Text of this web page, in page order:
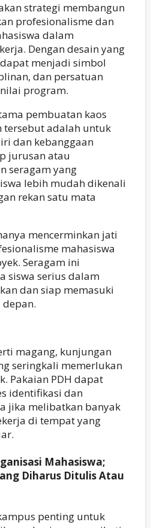
strategi membangun
profesionalisme dan
dalam
Dengan desain yang
menjadi simbol
dan persatuan
program.
pembuatan kaos
tersebut adalah untuk
dan kebanggaan
jurusan atau
seragam yang
lebih mudah dikenali
rekan satu mata
mencerminkan jati
mahasiswa
Seragam ini
siswa serius dalam
dan siap memasuki
magang, kunjungan
seringkali memerlukan
Pakaian PDH dapat
identifikasi dan
jika melibatkan banyak
di tempat yang
Mahasiswa;
Diharus Ditulis Atau
penting untuk